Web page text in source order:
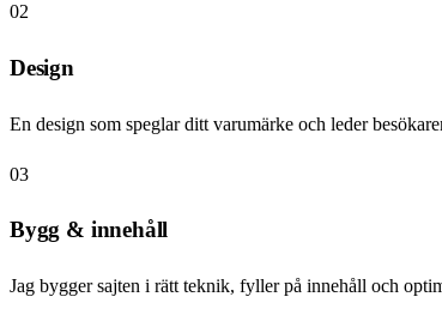
02
Design
En design som speglar ditt varumärke och leder
03
Bygg & innehåll
Jag bygger sajten i rätt teknik, fyller på innehåll och